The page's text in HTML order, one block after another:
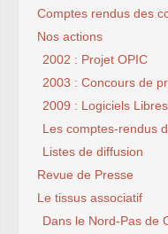
Comptes rendus des
Nos actions
2002 : Projet OPIC
2003 : Concours de
2009 : Logiciels
Les comptes-rendus
Listes de diffusion
Revue de Presse
Le tissus associatif
Dans le Nord-Pas de